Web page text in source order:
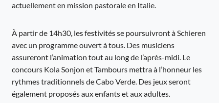
actuellement en mission pastorale en Italie.
À partir de 14h30, les festivités se poursuivront à Schieren
avec un programme ouvert à tous. Des musiciens
assureront l’animation tout au long de l’après-midi. Le
concours Kola Sonjon et Tambours mettra à l’honneur les
rythmes traditionnels de Cabo Verde. Des jeux seront
également proposés aux enfants et aux adultes.